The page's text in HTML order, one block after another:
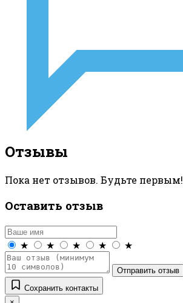
Отзывы
Пока нет отзывов. Будьте первым!
Оставить отзыв
★ ★ ★ ★ ★
Отправить отзыв
Сохранить контакты